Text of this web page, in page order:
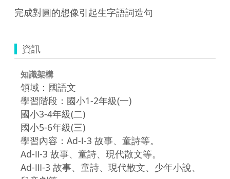
完成對圓的想像引起生字語詞造句
資訊
知識架構
領域：國語文
學習階段：國小1-2年級(一)
國小3-4年級(二)
國小5-6年級(三)
學習內容：Ad-Ⅰ-3 故事、童詩等。
Ad-Ⅱ-3 故事、童詩、現代散文等。
Ad-Ⅲ-3 故事、童詩、現代散文、少年小說、